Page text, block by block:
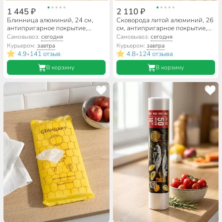
1 445 ₽
Блинница алюминий, 24 см,
антипригарное покрытие,
Гурман, Estima, бежевая,
ГМб241 ЭБИ, пластиковая
ручка, индукция
Самовывоз:сегодня
Курьером:завтра
4.9•141 отзыв
В корзину
2 110 ₽
Сковорода литой алюминий, 26
см, антипригарное покрытие,
Гурман, Estima бежевый,
индукция, ГМ2601 ЭБИ
Самовывоз: сегодня
Курьером: завтра
4.8•124 отзыва
В корзину